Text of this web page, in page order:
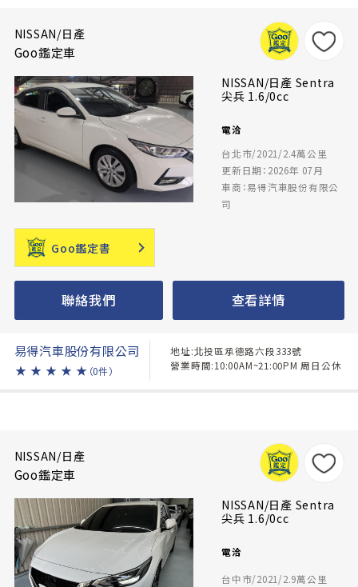
NISSAN/日產
Goo鑑定車
NISSAN/日產 Sentra
尖兵 1.6/0cc
電洽
台北市/2021/2.4萬公里
更新日期：2026年 07月
車商：易得汽車股份有限公
司
Goo鑑定書
聯絡我們 查看詳情
易得汽車股份有限公司
★ ★ ★ ★ ★ （0件）
地址:北投區承德路六段333號
營業時間:10:00AM~21:00PM 周日公休
NISSAN/日產
Goo鑑定車
NISSAN/日產 Sentra
尖兵 1.6/0cc
電洽
台中市/2021/2.9萬公里